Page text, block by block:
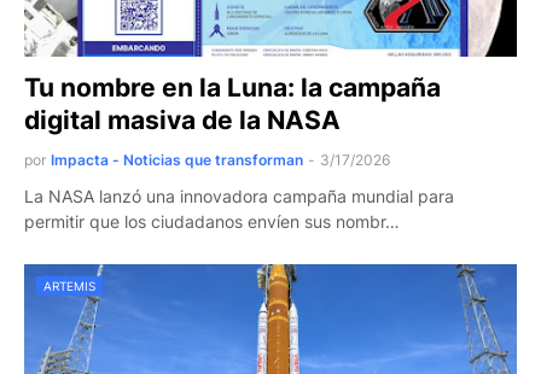
Tu nombre en la Luna: la campaña
digital masiva de la NASA
por Impacta - Noticias que transforman - 3/17/2026
La NASA lanzó una innovadora campaña mundial para
permitir que los ciudadanos envíen sus nombr…
ARTEMIS